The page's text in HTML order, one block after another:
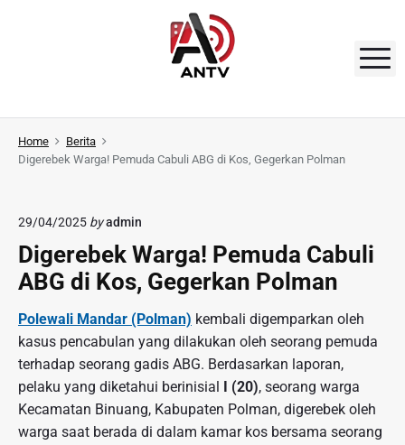
o
A
N
Home
Berita
Digerebek Warga! Pemuda Cabuli ABG di Kos, Gegerkan Polman
29/04/2025 byadmin
Digerebek Warga! Pemuda Cabuli
ABG di Kos, Gegerkan Polman
Polewali Mandar (Polman) kembali digemparkan oleh
kasus pencabulan yang dilakukan oleh seorang pemuda
terhadap seorang gadis ABG. Berdasarkan laporan,
pelaku yang diketahui berinisial I (20), seorang warga
Kecamatan Binuang, Kabupaten Polman, digerebek oleh
warga saat berada di dalam kamar kos bersama seorang